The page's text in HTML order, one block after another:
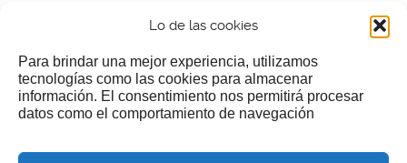
Lo de las cookies
Para brindar una mejor experiencia, utilizamos
tecnologías como las cookies para almacenar
información. El consentimiento nos permitirá procesar
datos como el comportamiento de navegación
¿Nos invitas a un cafecillo?
Si te gusta nuestra web puedes echar limosna a estos